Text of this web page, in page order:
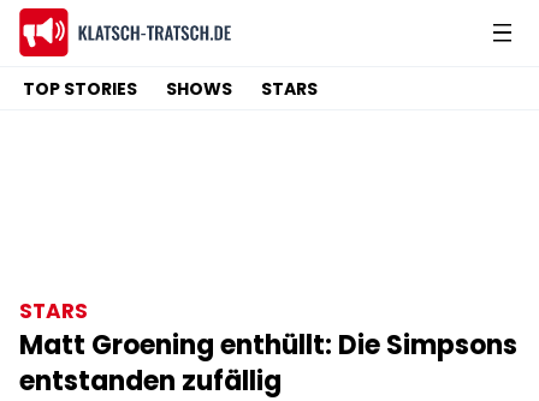
TOP STORIES SHOWS STARS
STARS
Matt Groening enthüllt: Die Simpsons
entstanden zufällig